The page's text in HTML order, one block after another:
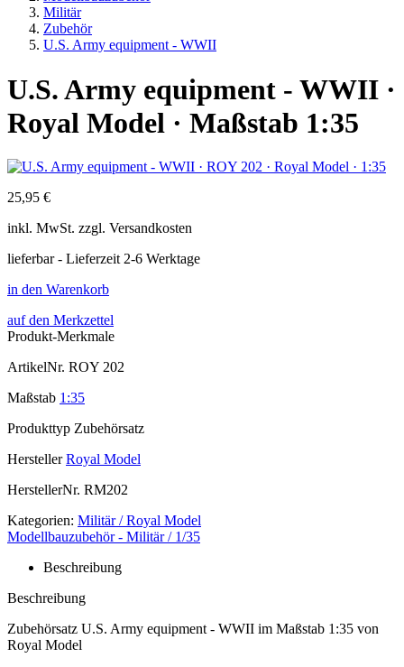
Militär
Zubehör
U.S. Army equipment - WWII
U.S. Army equipment - WWII ·
Royal Model · Maßstab 1:35
25,95 €
inkl. MwSt. zzgl. Versandkosten
lieferbar - Lieferzeit 2-6 Werktage
in den Warenkorb
auf den Merkzettel
Produkt-Merkmale
ArtikelNr. ROY 202
Maßstab 1:35
Produkttyp Zubehörsatz
Hersteller Royal Model
HerstellerNr. RM202
Kategorien: Militär / Royal Model
Modellbauzubehör - Militär / 1/35
Beschreibung
Beschreibung
Zubehörsatz U.S. Army equipment - WWII im Maßstab 1:35 von
Royal Model